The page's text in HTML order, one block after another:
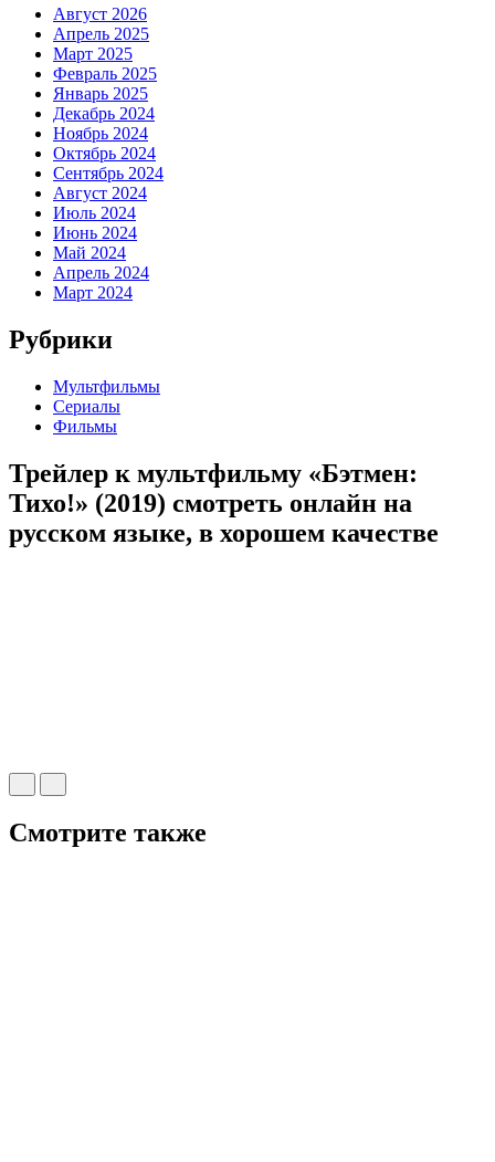
Август 2026
Апрель 2025
Март 2025
Февраль 2025
Январь 2025
Декабрь 2024
Ноябрь 2024
Октябрь 2024
Сентябрь 2024
Август 2024
Июль 2024
Июнь 2024
Май 2024
Апрель 2024
Март 2024
Рубрики
Мультфильмы
Сериалы
Фильмы
Трейлер к мультфильму «Бэтмен:
Тихо!» (2019) cмотреть онлайн на
русском языке, в хорошем качестве
Смотрите также